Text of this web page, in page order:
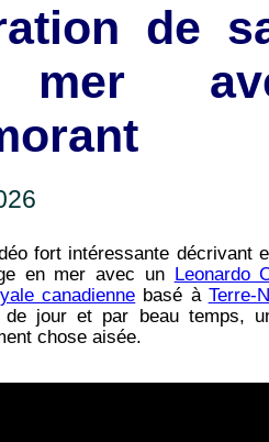
de
fort intéressante décrivant
en mer avec un Leonardo
canadienne basé à Terre-
de jour et par beau temps,
chose aisée.